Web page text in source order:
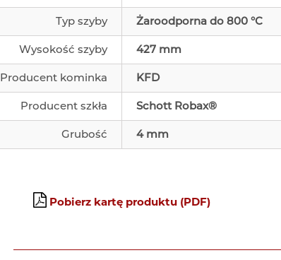
Typ szyby Żaroodporna do 800 °C
Wysokość szyby 427 mm
Producent kominka KFD
Producent szkła Schott Robax®
Grubość 4 mm
Pobierz kartę produktu (PDF)